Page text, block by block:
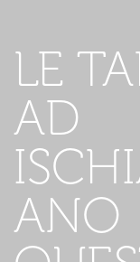
LE
AD
ANO